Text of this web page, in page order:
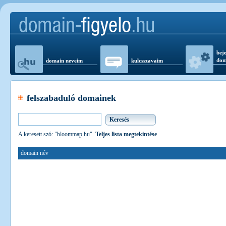
domain neveim kulcsszavaim
felszabaduló domainek
A keresett szó: "bloommap.hu". Teljes lista megtekintése
domain név